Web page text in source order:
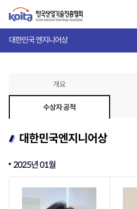
대한민국 엔지니어상
개요
수상자 공적
대한민국엔지니어상
2025년 01월